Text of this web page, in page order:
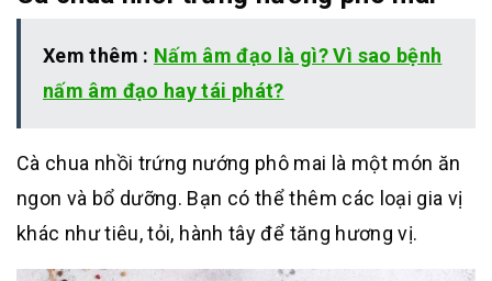
Xem thêm : Nấm âm đạo là gì? Vì sao bệnh
nấm âm đạo hay tái phát?
Cà chua nhồi trứng nướng phô mai là một món ăn
ngon và bổ dưỡng. Bạn có thể thêm các loại gia vị
khác như tiêu, tỏi, hành tây để tăng hương vị.